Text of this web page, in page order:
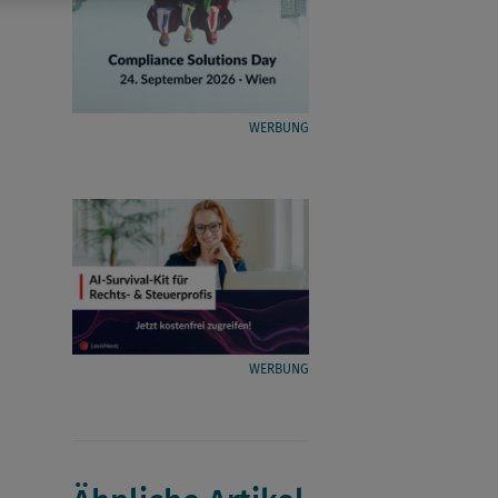
WERBUNG
WERBUNG